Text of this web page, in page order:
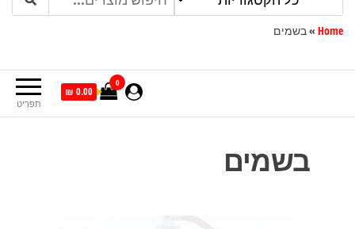
Home
»בשמים
תפריט
0
0.00 ₪
בשמים